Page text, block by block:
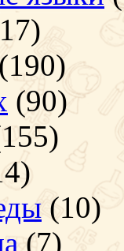
(190)
(90)
(10)
(7)